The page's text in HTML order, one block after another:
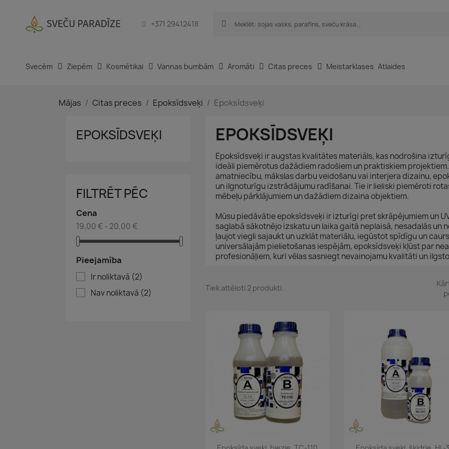
+371 29412418
Svecēm Ziepēm Kosmētikai Vannas bumbām Aromāti Citas preces Meistarklases Atlaides
Mājas Citas preces Epoksīdsveķi Epoksīdsveķi
EPOKSĪDSVEĶI
FILTRĒT PĒC
Cena
19,00 € - 20,00 €
Pieejamība
Ir noliktavā (2)
Nav noliktavā (2)
EPOKSĪDSVEĶI
Epoksīdsveķi ir augstas kvalitātes materiāls, kas nodrošina
ideāli piemērotus dažādiem radošiem un praktiskiem
amatniecību, mākslas darbu veidošanu vai interjera dizainu,
un ilgnoturīgu izstrādājumu radīšanai. Tie ir lieliski piemēroti
mēbeļu pārklājumiem un dažādiem dizaina objektiem.
Mūsu piedāvātie epoksīdsveķi ir izturīgi pret skrāpējumiem un
saglabā sākotnējo izskatu un laika gaitā neplaisā, nesadalās un
ļaujot viegli sajaukt un uzklāt materiālu, iegūstot spīdīgu un
universālajām pielietošanas iespējām, epoksīdsveķi kļūst par
profesionāļiem, kuri vēlas sasniegt nevainojamu kvalitāti un
Tiek attēloti 2 produkti.
Īss ieskats Īss ieskats